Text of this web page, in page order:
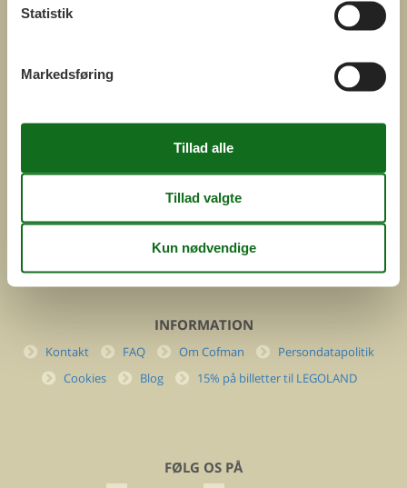
Nygade 8b. 2. th
Danmark
info@cofman.com
INFORMATION
Kontakt FAQ Om Cofman
Persondatapolitik
Cookies
Blog 15% på billetter til LEGOLAND
FØLG OS PÅ
Statistik
Markedsføring